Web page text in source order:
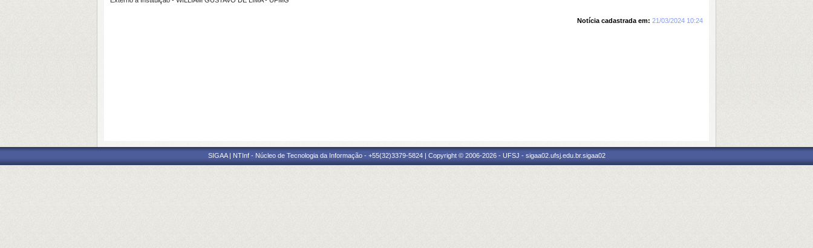
Notícia cadastrada em: 21/03/2024 10:24
SIGAA | NTInf - Núcleo de Tecnologia da Informação - +55(32)3379-5824 | Copyright © 2006-2026 - UFSJ - sigaa02.ufsj.edu.br.sigaa02